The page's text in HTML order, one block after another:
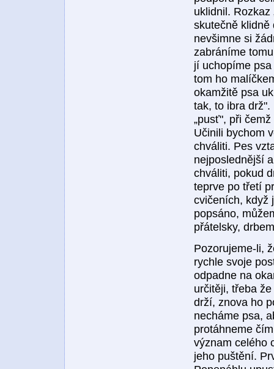
uklidnil.
skutečně
nevšimne si
zabráníme
jí uchopíme
tom ho
okamžitě psa
tak, to ibra
„pusť", při
Učinili bychom
chváliti. Pes
nejposlednější
chváliti, pokud
teprve po třetí
cvičeních, když
popsáno,
přátelsky,
Pozorujeme-li,
rychle svoje
odpadne na
určitěji, třeba
drží, znova ho
necháme psa,
protáhneme
význam celého
jeho puštění.